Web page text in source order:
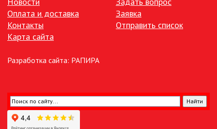
ФОНТАНЫ
ЭЛЕМЕНТЫ ПИТАНИЯ
Оплата и доставка
Контакты
Карта сайта
Заявка
Отправить список
Разработка сайта: РАПИРА